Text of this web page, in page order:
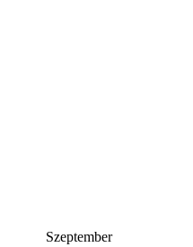
Szeptember